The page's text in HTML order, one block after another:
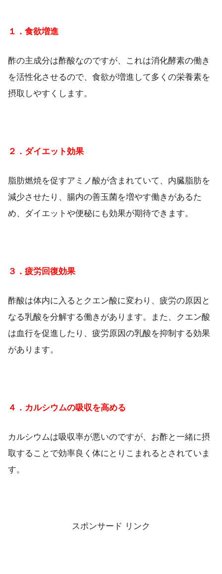
１．食欲増進
酢の主成分は酢酸なのですが、これは消化酵素の働き
を活性化させるので、食欲が増進して多くの栄養素を
摂取しやすくします。
２．ダイエット効果
脂肪燃焼を促すアミノ酸が含まれていて、内臓脂肪を
減少させたり、腸内の善玉菌を増やす働きがあるた
め、ダイエットや便秘にも効果が期待できます。
３．疲労回復効果
酢酸は体内に入るとクエン酸に変わり、疲労の原因と
なる乳酸を分解する働きがあります。また、クエン酸
は血行を促進したり、疲労原因の乳酸を抑制する効果
があります。
４．カルシウムの吸収を高める
カルシウムは吸収率が悪いのですが、お酢と一緒に摂
取することで効率良く体にとりこまれるとされていま
す。
スポンサード リンク